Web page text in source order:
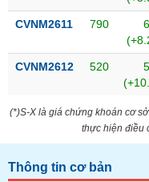
CVNM2611 790
CVNM2612 520
(*)S-X là giá chứng khoán cơ
thực hiện điều
Thông tin cơ bản
của
giả
(-)
Báo
phân
tích
(-)